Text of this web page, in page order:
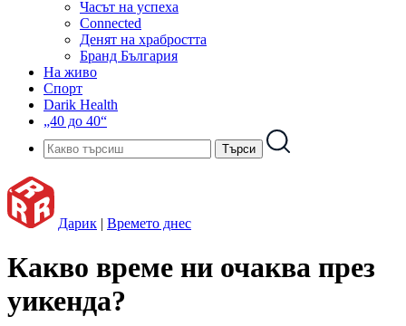
Часът на успеха
Connected
Денят на храбростта
Бранд България
На живо
Спорт
Darik Health
„40 до 40“
Дарик | Времето днес
Какво време ни очаква през
уикенда?